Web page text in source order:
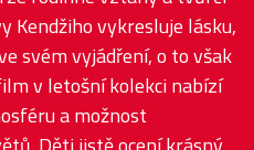
Kendžiho vykresluje lásku,
svém vyjádření, o to však
v letošní kolekci nabízí
a možnost